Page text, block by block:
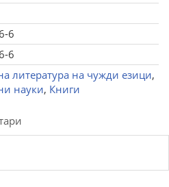
6
6
литература на чужди езици,
науки, Книги